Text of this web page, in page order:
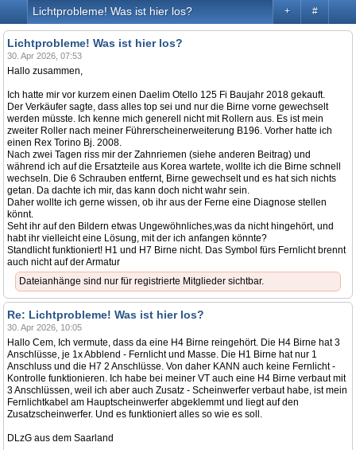
#
+
Lichtprobleme! Was ist hier los?
Lichtprobleme! Was ist hier los?
30. Apr 2026, 07:53
Hallo zusammen,
Ich hatte mir vor kurzem einen Daelim Otello 125 Fi Baujahr 2018 gekauft.
Der Verkäufer sagte, dass alles top sei und nur die Birne vorne gewechselt
werden müsste. Ich kenne mich generell nicht mit Rollern aus. Es ist mein
zweiter Roller nach meiner Führerscheinerweiterung B196. Vorher hatte ich
einen Rex Torino Bj. 2008.
Nach zwei Tagen riss mir der Zahnriemen (siehe anderen Beitrag) und
während ich auf die Ersatzteile aus Korea wartete, wollte ich die Birne schnell
wechseln. Die 6 Schrauben entfernt, Birne gewechselt und es hat sich nichts
getan. Da dachte ich mir, das kann doch nicht wahr sein.
Daher wollte ich gerne wissen, ob ihr aus der Ferne eine Diagnose stellen
könnt.
Seht ihr auf den Bildern etwas Ungewöhnliches,was da nicht hingehört, und
habt ihr vielleicht eine Lösung, mit der ich anfangen könnte?
Standlicht funktioniert! H1 und H7 Birne nicht. Das Symbol fürs Fernlicht brennt
auch nicht auf der Armatur
Dateianhänge sind nur für registrierte Mitglieder sichtbar.
Re: Lichtprobleme! Was ist hier los?
30. Apr 2026, 10:05
Hallo Cem, Ich vermute, dass da eine H4 Birne reingehört. Die H4 Birne hat 3
Anschlüsse, je 1x Abblend - Fernlicht und Masse. Die H1 Birne hat nur 1
Anschluss und die H7 2 Anschlüsse. Von daher KANN auch keine Fernlicht -
Kontrolle funktionieren. Ich habe bei meiner VT auch eine H4 Birne verbaut mit
3 Anschlüssen, weil ich aber auch Zusatz - Scheinwerfer verbaut habe, ist mein
Fernlichtkabel am Hauptscheinwerfer abgeklemmt und liegt auf den
Zusatzscheinwerfer. Und es funktioniert alles so wie es soll.
DLzG aus dem Saarland